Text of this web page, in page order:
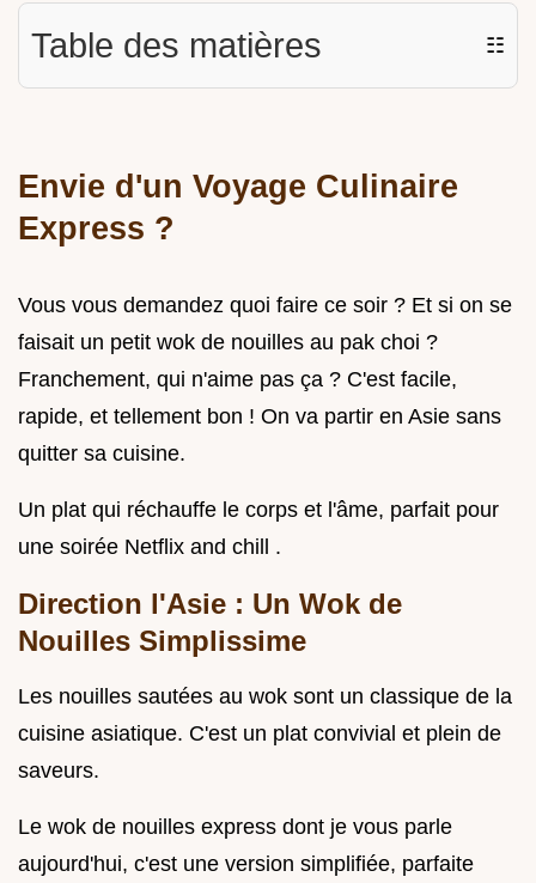
Table des matières ☷
Envie d'un Voyage Culinaire
Express ?
Vous vous demandez quoi faire ce soir ? Et si on se
faisait un petit wok de nouilles au pak choi ?
Franchement, qui n'aime pas ça ? C'est facile,
rapide, et tellement bon ! On va partir en Asie sans
quitter sa cuisine.
Un plat qui réchauffe le corps et l'âme, parfait pour
une soirée Netflix and chill .
Direction l'Asie : Un Wok de
Nouilles Simplissime
Les nouilles sautées au wok sont un classique de la
cuisine asiatique. C'est un plat convivial et plein de
saveurs.
Le wok de nouilles express dont je vous parle
aujourd'hui, c'est une version simplifiée, parfaite